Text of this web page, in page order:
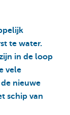
te water.
in de loop
vele
nieuwe
schip van